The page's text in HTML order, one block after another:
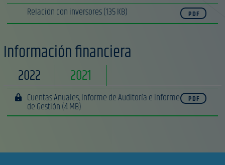
PDF
Relación con inversores(135 KB)
Información financiera
2022 2021
PDF
Cuentas Anuales, Informe de Auditoría e Informe
de Gestión(4 MB)